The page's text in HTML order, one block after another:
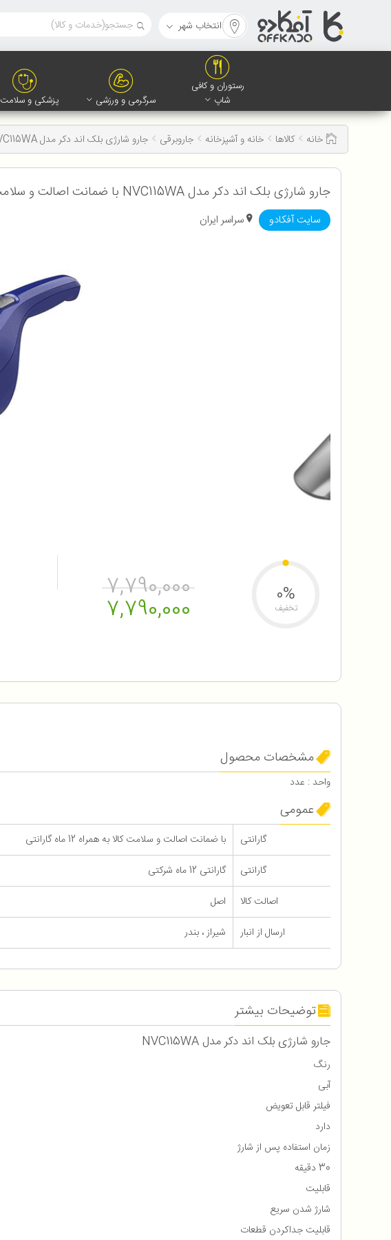
انتخاب شهر
رستوران و کافی
شاپ
سرگرمی و ورزشی پزشکی و سلامت
خانه کالاها خانه و آشپزخانه جاروبرقی جارو شارژی بلک اند دکر مدل NVC115WA
جارو شارژی بلک اند دکر مدل NVC115WA با ضمانت اصالت و سلامت کالا به همراه 12 ماه گارانتی
سایت آفکادو سراسر ایران
7,790,000
7,790,000 0%
تخفیف
مشخصات محصول
واحد : عدد
عمومی
گارانتی
با ضمانت اصالت و سلامت کالا به همراه 12 ماه گارانتی
گارانتی
گارانتی 12 ماه شرکتی
اصالت کالا
اصل
ارسال از انبار
شیراز ، بندر
توضیحات بیشتر
جارو شارژی بلک اند دکر مدل NVC115WA
رنگ
آبی
فیلتر قابل تعویض
دارد
زمان استفاده پس از شارژ
30 دقیقه
قابلیت
شارژ شدن سریع
قابلیت جداکردن قطعات